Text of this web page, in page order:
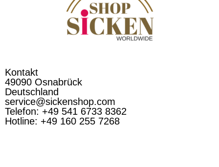
Kontakt
49090 Osnabrück
Deutschland
service@sickenshop.com
Telefon: +49 541 6733 8362
Hotline: +49 160 255 7268